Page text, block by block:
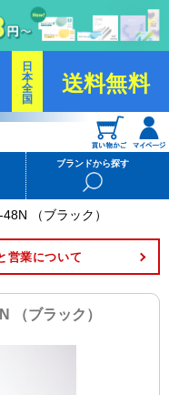
日
本
全
国
送料無料
ブランドから探す
（ブラック）
営業について
（ブラック）